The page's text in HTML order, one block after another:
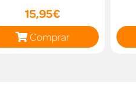
15,95€
Comprar